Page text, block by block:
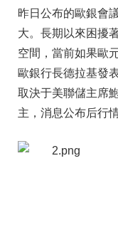
昨日公布的歐銀會
大。長期以來困擾
空間，當前如果歐
歐銀行長德拉基發
取決于美聯儲主席
主，消息公布后行